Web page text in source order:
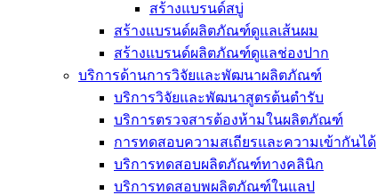
สร้างแบรนด์สบู่
สร้างแบรนด์ผลิตภัณฑ์ดูแลเส้นผม
สร้างแบรนด์ผลิตภัณฑ์ดูแลช่องปาก
บริการด้านการวิจัยและพัฒนาผลิตภัณฑ์
บริการวิจัยและพัฒนาสูตรต้นตำรับ
บริการตรวจสารต้องห้ามในผลิตภัณฑ์
การทดสอบความสเถียรและความเข้ากันได้
บริการทดสอบผลิตภัณฑ์ทางคลินิก
บริการทดสอบพผลิตภัณฑ์ในแลป